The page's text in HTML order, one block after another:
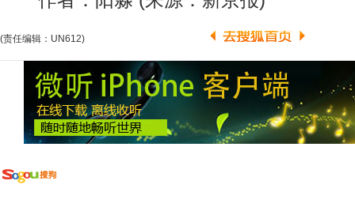
(责任编辑：UN612)